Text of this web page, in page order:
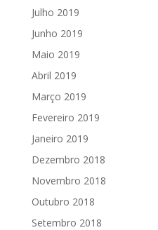
Julho 2019
Junho 2019
Maio 2019
Abril 2019
Março 2019
Fevereiro 2019
Janeiro 2019
Dezembro 2018
Novembro 2018
Outubro 2018
Setembro 2018